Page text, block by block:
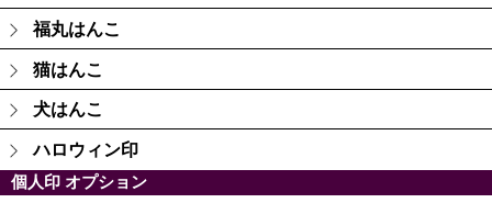
福丸はんこ
猫はんこ
犬はんこ
ハロウィン印
個人印 オプション